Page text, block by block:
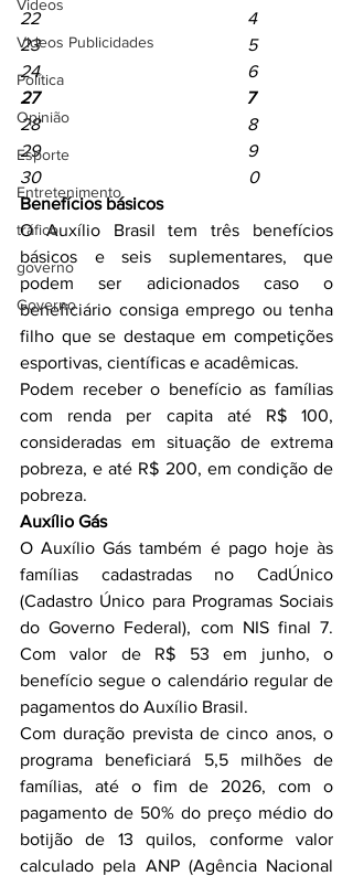
Videos
Videos Publicidades
Política
Opinião
Esporte
Entretenimento
tráfico
governo
Governo
22                                               4
23                                               5
24                                               6
27                                               7
28                                               8
29                                               9
30                                               0
Benefícios básicos
O Auxílio Brasil tem três benefícios
básicos e seis suplementares, que
podem ser adicionados caso o
beneficiário consiga emprego ou tenha
filho que se destaque em competições
esportivas, científicas e acadêmicas.
Podem receber o benefício as famílias
com renda per capita até R$ 100,
consideradas em situação de extrema
pobreza, e até R$ 200, em condição de
pobreza.
Auxílio Gás
O Auxílio Gás também é pago hoje às
famílias cadastradas no CadÚnico
(Cadastro Único para Programas Sociais
do Governo Federal), com NIS final 7.
Com valor de R$ 53 em junho, o
benefício segue o calendário regular de
pagamentos do Auxílio Brasil.
Com duração prevista de cinco anos, o
programa beneficiará 5,5 milhões de
famílias, até o fim de 2026, com o
pagamento de 50% do preço médio do
botijão de 13 quilos, conforme valor
calculado pela ANP (Agência Nacional